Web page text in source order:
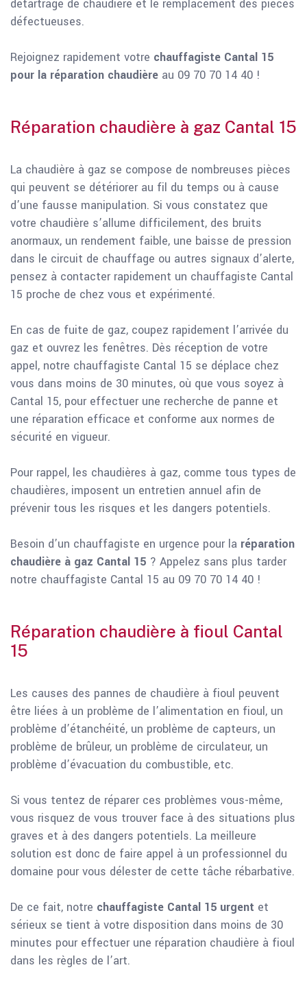
détartrage de chaudière et le remplacement des pièces
défectueuses.
Rejoignez rapidement votre chauffagiste Cantal 15
pour la réparation chaudière au 09 70 70 14 40 !
Réparation chaudière à gaz Cantal 15
La chaudière à gaz se compose de nombreuses pièces
qui peuvent se détériorer au fil du temps ou à cause
d’une fausse manipulation. Si vous constatez que
votre chaudière s’allume difficilement, des bruits
anormaux, un rendement faible, une baisse de pression
dans le circuit de chauffage ou autres signaux d’alerte,
pensez à contacter rapidement un chauffagiste Cantal
15 proche de chez vous et expérimenté.
En cas de fuite de gaz, coupez rapidement l’arrivée du
gaz et ouvrez les fenêtres. Dès réception de votre
appel, notre chauffagiste Cantal 15 se déplace chez
vous dans moins de 30 minutes, où que vous soyez à
Cantal 15, pour effectuer une recherche de panne et
une réparation efficace et conforme aux normes de
sécurité en vigueur.
Pour rappel, les chaudières à gaz, comme tous types de
chaudières, imposent un entretien annuel afin de
prévenir tous les risques et les dangers potentiels.
Besoin d’un chauffagiste en urgence pour la réparation
chaudière à gaz Cantal 15 ? Appelez sans plus tarder
notre chauffagiste Cantal 15 au 09 70 70 14 40 !
Réparation chaudière à fioul Cantal
15
Les causes des pannes de chaudière à fioul peuvent
être liées à un problème de l’alimentation en fioul, un
problème d’étanchéité, un problème de capteurs, un
problème de brûleur, un problème de circulateur, un
problème d’évacuation du combustible, etc.
Si vous tentez de réparer ces problèmes vous-même,
vous risquez de vous trouver face à des situations plus
graves et à des dangers potentiels. La meilleure
solution est donc de faire appel à un professionnel du
domaine pour vous délester de cette tâche rébarbative.
De ce fait, notre chauffagiste Cantal 15 urgent et
sérieux se tient à votre disposition dans moins de 30
minutes pour effectuer une réparation chaudière à fioul
dans les règles de l’art.